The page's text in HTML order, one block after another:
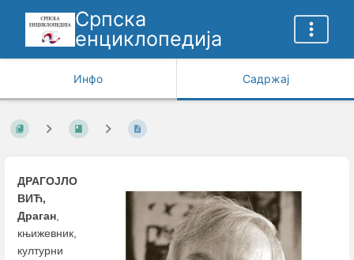
Српска
енциклопедија
Инфо Садржај
ДРАГОЈЛО
ВИЋ,
Драган,
књижевник,
културни